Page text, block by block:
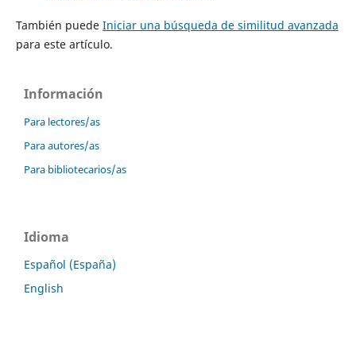
También puede Iniciar una búsqueda de similitud avanzada
para este artículo.
Información
Para lectores/as
Para autores/as
Para bibliotecarios/as
Idioma
Español (España)
English